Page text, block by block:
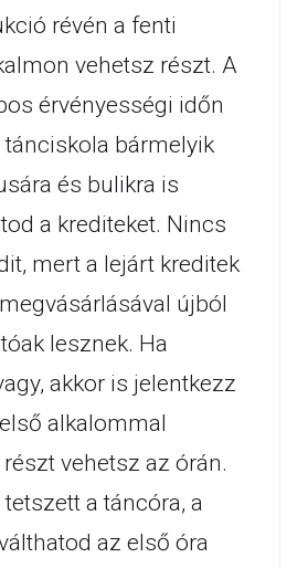
révén a fenti
vehetsz részt. A
érvényességi időn
bármelyik
és bulikra is
a krediteket. Nincs
mert a lejárt kreditek
újból
lesznek. Ha
akkor is jelentkezz
alkalommal
vehetsz az órán.
a táncóra, a
az első óra